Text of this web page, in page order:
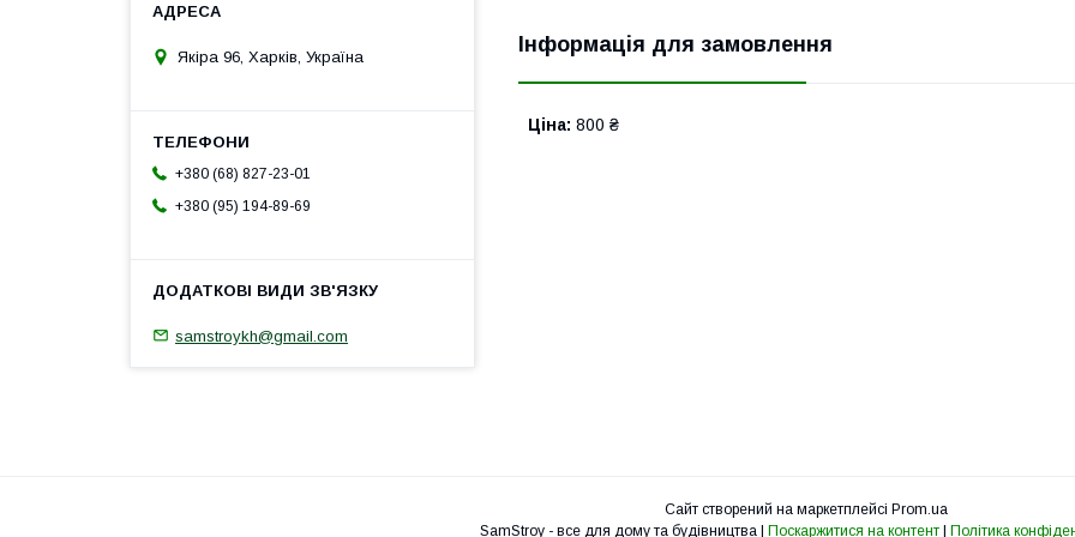
Інформація для замовлення
Ціна: 800 ₴
Якіра 96, Харків, Україна
+380 (68) 827-23-01
+380 (95) 194-89-69
samstroykh@gmail.com
Сайт створений на маркетплейсі Prom.ua
Поскаржитися на контент Політика